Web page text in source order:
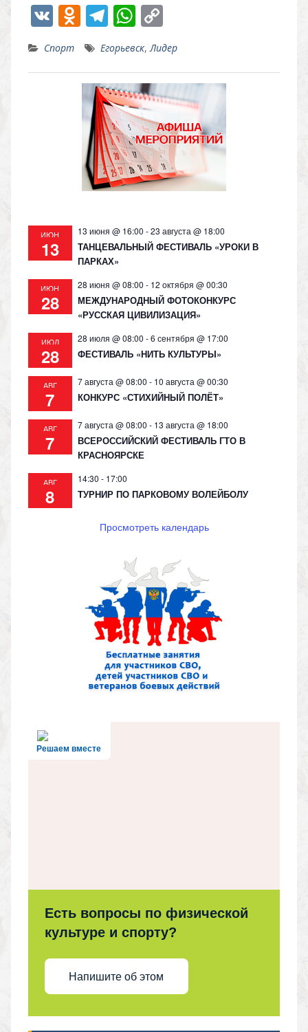
V O
d
n
o
kl
as
s
ni
ki
T
e
gr
a
m
W
at
s
A
p
p
C
o
p
y
Li
n
k
Спорт Егорьевск,Лидер
ИЮН
13
13 июня @ 16:00 -23 августа @ 18:00
ТАНЦЕВАЛЬНЫЙ ФЕСТИВАЛЬ «УРОКИ В
ПАРКАХ»
ИЮН
28
28 июня @ 08:00 - 12 октября @ 00:30
МЕЖДУНАРОДНЫЙ ФОТОКОНКУРС
«РУССКАЯ ЦИВИЛИЗАЦИЯ»
ИЮЛ
28
28 июля @ 08:00 -6 сентября @ 17:00
ФЕСТИВАЛЬ «НИТЬ КУЛЬТУРЫ»
АВГ
7
7 августа @ 08:00 - 10 августа @ 00:30
КОНКУРС «СТИХИЙНЫЙ ПОЛЁТ»
АВГ
7
7 августа @ 08:00 - 13 августа @ 18:00
ВСЕРОССИЙСКИЙ ФЕСТИВАЛЬ ГТО В
КРАСНОЯРСКЕ
АВГ
8
14:30 - 17:00
ТУРНИР ПО ПАРКОВОМУ ВОЛЕЙБОЛУ
Просмотреть календарь
Решаем вместе
Есть вопросы по физической
культуре и спорту?
Напишите об этом